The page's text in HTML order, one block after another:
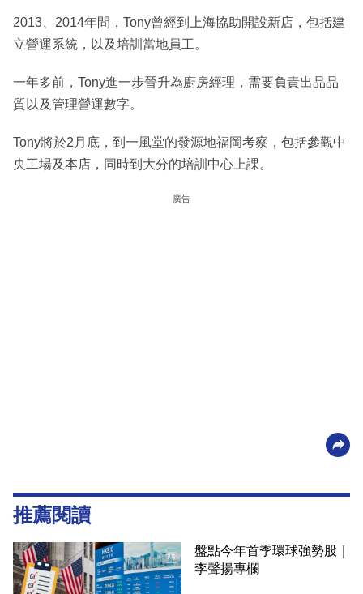
2013、2014年間，Tony曾經到上海協助開設新店，包括建
立營運系統，以及培訓當地員工。
一年多前，Tony進一步晉升為廚房經理，需要負責出品品
質以及管理營運數字。
Tony將於2月底，到一風堂的發源地福岡考察，包括參觀中
央工場及本店，同時到大分的培訓中心上課。
廣告
推薦閱讀
盤點今年首季環球強勢股｜
李聲揚專欄